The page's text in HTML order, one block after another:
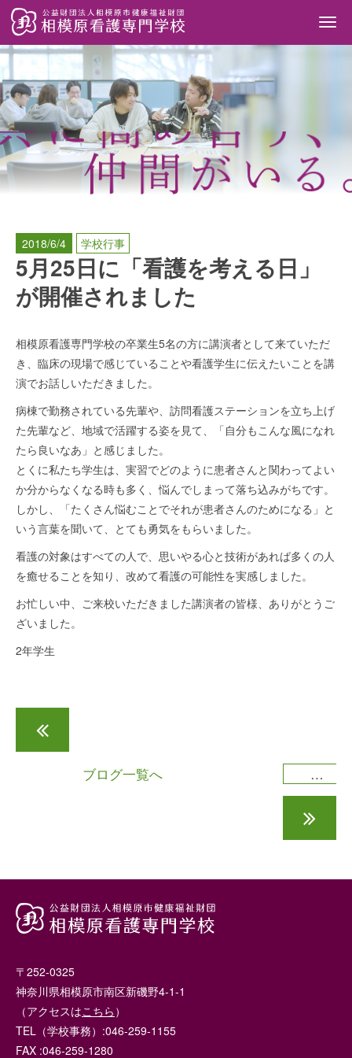
2018/6/4 学校行事
5月25日に「看護を考える日」
が開催されました
相模原看護専門学校の卒業生5名の方に講演者として来ていただ
き、臨床の現場で感じていることや看護学生に伝えたいことを講
演でお話しいただきました。
病棟で勤務されている先輩や、訪問看護ステーションを立ち上げ
た先輩など、地域で活躍する姿を見て、「自分もこんな風になれ
たら良いなあ」と感じました。
とくに私たち学生は、実習でどのように患者さんと関わってよい
か分からなくなる時も多く、悩んでしまって落ち込みがちです。
しかし、「たくさん悩むことでそれが患者さんのためになる」と
いう言葉を聞いて、とても勇気をもらいました。
看護の対象はすべての人で、思いやる心と技術があれば多くの人
を癒せることを知り、改めて看護の可能性を実感しました。
お忙しい中、ご来校いただきました講演者の皆様、ありがとうご
ざいました。
2年学生
ブログ一覧へ
〒252-0325
神奈川県相模原市南区新磯野4-1-1
（アクセスはこちら ）
TEL（学校事務）:046-259-1155
FAX :046-259-1280